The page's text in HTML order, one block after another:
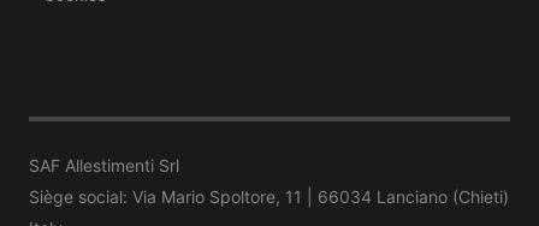
SAF Allestimenti Srl
Siège social: Via Mario Spoltore, 11 | 66034 Lanciano (Chieti)